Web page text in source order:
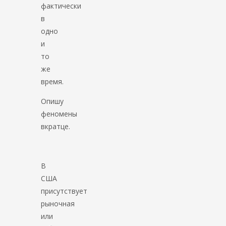
фактически
в
одно
и
то
же
время.
Опишу
феномены
вкратце.
В
США
присутствует
рыночная
или